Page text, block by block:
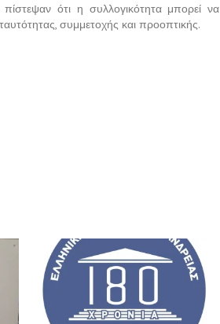
ότι η συλλογικότητα μπορεί να
συμμετοχής και προοπτικής.